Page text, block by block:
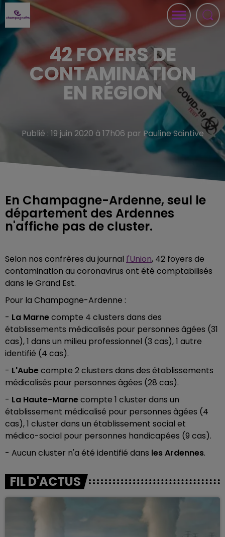
42 FOYERS DE
CONTAMINATION
EN RÉGION
Publié : 19 juin 2020 à 17h06 par Pauline Saintive
En Champagne-Ardenne, seul le
département des Ardennes
n'affiche pas de cluster.
Selon nos confrères du journal l'Union, 42 foyers de
contamination au coronavirus ont été comptabilisés
dans le Grand Est.
Pour la Champagne-Ardenne :
- La Marnecompte 4 clusters dans des
établissements médicalisés pour personnes âgées (31
cas), 1 dans un milieu professionnel (3 cas), 1 autre
identifié (4 cas).
- L'Aubecompte 2 clusters dans des établissements
médicalisés pour personnes âgées (28 cas).
- La Haute-Marnecompte 1 cluster dans un
établissement médicalisé pour personnes âgées (4
cas), 1 cluster dans un établissement social et
médico-social pour personnes handicapées (9 cas).
- Aucun cluster n'a été identifié dans les Ardennes.
FIL D'ACTUS